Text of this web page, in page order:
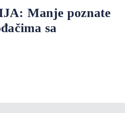
Manje poznate
sa